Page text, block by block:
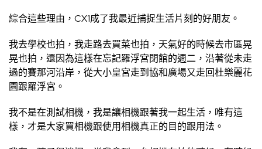
綜合這些理由，CX1成了我最近捕捉生活片刻的好朋友。
我去學校也拍，我走路去買菜也拍，天氣好的時候去市區晃
晃也拍，還因為這樣在忘記羅浮宮閉館的週二，沿著從未走
過的賽那河沿岸，從大小皇宮走到協和廣場又走回杜樂麗花
園跟羅浮宮。
我不是在測試相機，我是讓相機跟著我一起生活，唯有這
樣，才是大家買相機跟使用相機真正的目的跟用法。